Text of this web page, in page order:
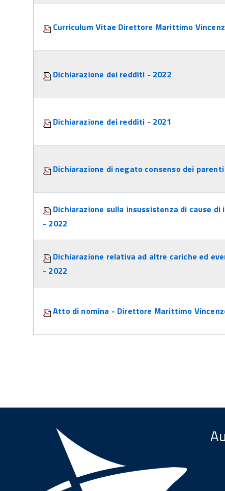
Curriculum Vitae Direttore Marittimo
Dichiarazione dei redditi - 2022
Dichiarazione dei redditi - 2021
Dichiarazione di negato consenso dei
Dichiarazione sulla insussistenza di cause
- 2022
Dichiarazione relativa ad altre cariche ed
- 2022
Atto di nomina - Direttore Marittimo